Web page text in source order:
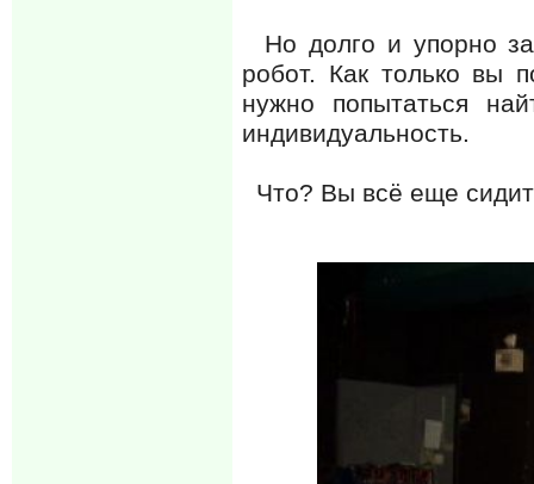
Но долго и упорно
робот. Как только вы
нужно попытаться
индивидуальность.
Что? Вы всё еще